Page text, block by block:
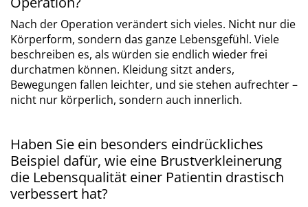
Nach der Operation verändert sich vieles. Nicht nur die
Körperform, sondern das ganze Lebensgefühl. Viele
beschreiben es, als würden sie endlich wieder frei
durchatmen können. Kleidung sitzt anders,
Bewegungen fallen leichter, und sie stehen aufrechter –
nicht nur körperlich, sondern auch innerlich.
Haben Sie ein besonders eindrückliches
Beispiel dafür, wie eine Brustverkleinerung
die Lebensqualität einer Patientin drastisch
verbessert hat?